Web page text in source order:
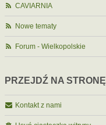
CAVIARNIA
Nowe tematy
Forum - Wielkopolskie
PRZEJDŹ NA STRONĘ
Kontakt z nami